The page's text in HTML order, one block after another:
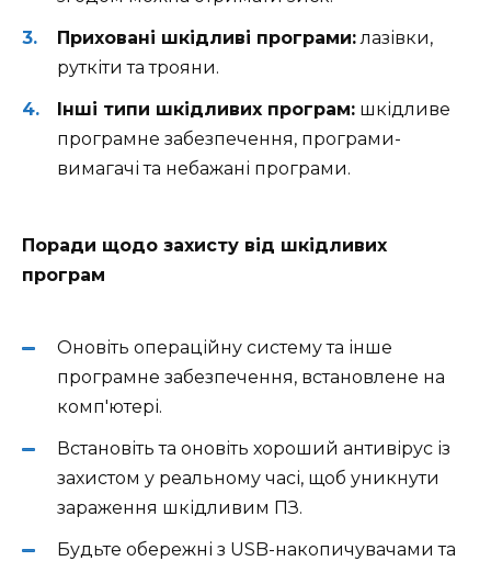
Приховані шкідливі програми: лазівки,
руткіти та трояни.
Інші типи шкідливих програм: шкідливе
програмне забезпечення, програми-
вимагачі та небажані програми.
Поради щодо захисту від шкідливих
програм
Оновіть операційну систему та інше
програмне забезпечення, встановлене на
комп'ютері.
Встановіть та оновіть хороший антивірус із
захистом у реальному часі, щоб уникнути
зараження шкідливим ПЗ.
Будьте обережні з USB-накопичувачами та